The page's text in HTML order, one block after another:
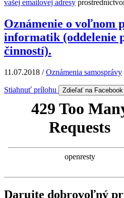
vašej emailovej adresy
Oznámenie o voľnom
informatik (oddelenie
činností).
11.07.2018 /Oznámenia samosprávy
Stiahnuť prílohu Zdieľať na Facebook
Darujte dobrovoľný